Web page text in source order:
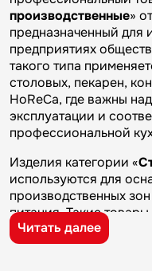
производственные»
предназначенный для
предприятиях
такого типа
столовых, пекарен,
HoReCa, где важны
эксплуатации и
профессиональной
Изделия категории «
используются для
производственных
питания. Такие
профессиональных
столовых, пекарнях,
Читать далее